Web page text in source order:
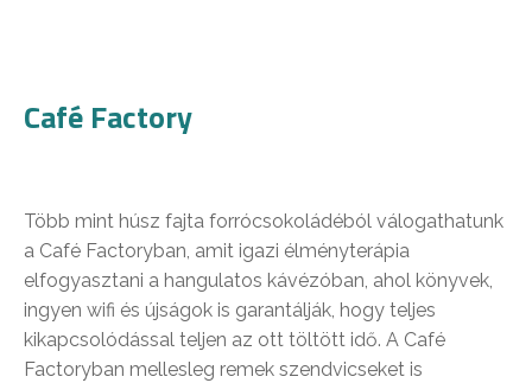
Café Factory
Több mint húsz fajta forrócsokoládéból válogathatunk
a Café Factoryban, amit igazi élményterápia
elfogyasztani a hangulatos kávézóban, ahol könyvek,
ingyen wifi és újságok is garantálják, hogy teljes
kikapcsolódással teljen az ott töltött idő. A Café
Factoryban mellesleg remek szendvicseket is